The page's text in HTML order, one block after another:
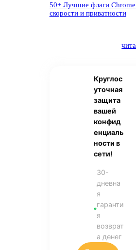
50+ Лучшие флаги Chrome
скорости и приватности
Круглос
уточная
защита
вашей
конфид
енциаль
ности в
сети!
30-
дневна
я
гаранти
я
возврат
а денег